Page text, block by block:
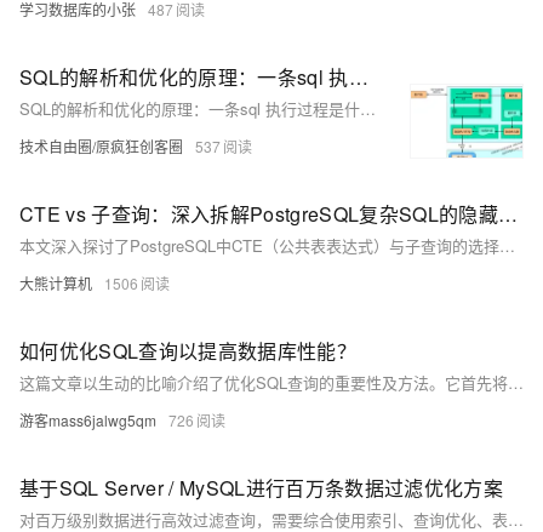
学习数据库的小张 487
SQL的解析和优化的原理：一条sql 执行过程是什么？
SQL的解析和优化的原理：一条sql 执行过程是什么？
技术自由圈/原疯狂创客圈 537
CTE vs 子查询：深入拆解PostgreSQL复杂SQL的隐藏性能差异
本文深入探讨了PostgreSQL中CTE（公共表表达式）与子查询的选择对SQL性能的影响。通过分析两者底层机制，揭示CTE的物化特性及子查询的优化融合优势，并结合多场景案例对比执行效率。最终给出决策指南，帮助开发者根据数据量、引用次数和复杂度选择最优方案，同时提供高级优化技巧和版本演进建议，助力SQL性能调优。
大熊计算机 1506
如何优化SQL查询以提高数据库性能？
这篇文章以生动的比喻介绍了优化SQL查询的重要性及方法。它首先将未优化的SQL查询比作在自助餐厅贪多嚼不烂的行为，强调了只获取必要数据的必要性。接着，文章详细讲解了四种优化策略：**精简选择**（避免使用`SELECT *`）、**专业筛选**（利用`WHERE`缩小范围）、**高效联接**（索引和限制数据量）以及**使用索引**（加速搜索）。此外，还探讨了如何避免N+1查询问题、使用分页限制结果、理解执行计划以及定期维护数据库健康。通过这些技巧，可以显著提升数据库性能，让查询更高效流畅。
游客mass6jalwg5qm 726
基于SQL Server / MySQL进行百万条数据过滤优化方案
对百万级别数据进行高效过滤查询，需要综合使用索引、查询优化、表分区、统计信息和视图等技术手段。通过合理的数据库设计和查询优化，可以显著提升查询性能，确保系统的高效稳定运行。